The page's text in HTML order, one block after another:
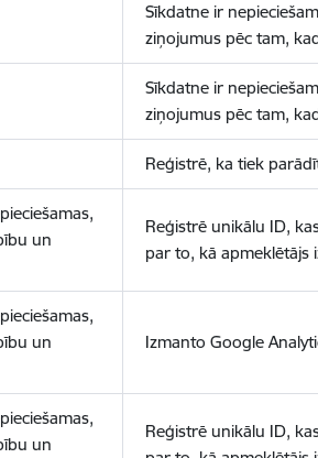
Sīkdatne ir
ziņojumus pēc tam,
Sīkdatne ir
ziņojumus pēc tam,
Reģistrē, ka tiek
un
Reģistrē unikālu ID,
par to, kā apmeklētājs
un
Izmanto Google
un
Reģistrē unikālu ID,